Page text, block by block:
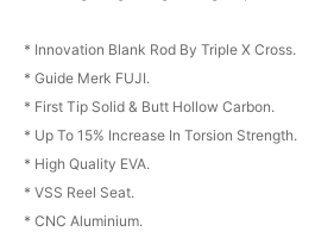
* Innovation Blank Rod By Triple X Cross.
* Guide Merk FUJI.
* First Tip Solid & Butt Hollow Carbon.
* Up To 15% Increase In Torsion Strength.
* High Quality EVA.
* VSS Reel Seat.
* CNC Aluminium.